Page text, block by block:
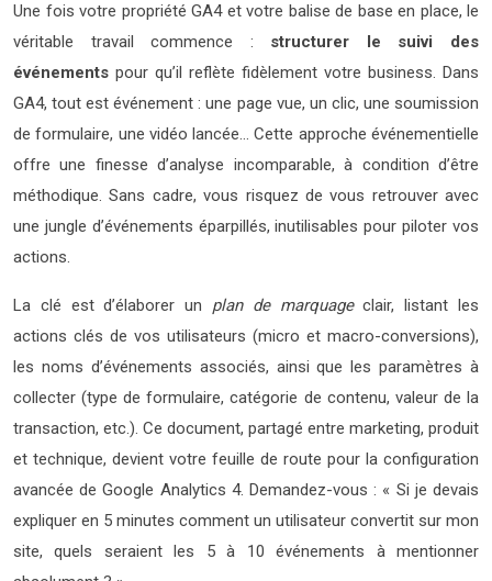
Une fois votre propriété GA4 et votre balise de base en place, le
véritable travail commence : structurer le suivi des
événements pour qu’il reflète fidèlement votre business. Dans
GA4, tout est événement : une page vue, un clic, une soumission
de formulaire, une vidéo lancée… Cette approche événementielle
offre une finesse d’analyse incomparable, à condition d’être
méthodique. Sans cadre, vous risquez de vous retrouver avec
une jungle d’événements éparpillés, inutilisables pour piloter vos
actions.
La clé est d’élaborer un plan de marquageclair, listant les
actions clés de vos utilisateurs (micro et macro-conversions),
les noms d’événements associés, ainsi que les paramètres à
collecter (type de formulaire, catégorie de contenu, valeur de la
transaction, etc.). Ce document, partagé entre marketing, produit
et technique, devient votre feuille de route pour la configuration
avancée de Google Analytics 4. Demandez-vous : « Si je devais
expliquer en 5 minutes comment un utilisateur convertit sur mon
site, quels seraient les 5 à 10 événements à mentionner